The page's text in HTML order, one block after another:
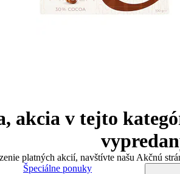
akcia v tejto
platných akcií, navštívte našu Akčnú
Špeciálne ponuky